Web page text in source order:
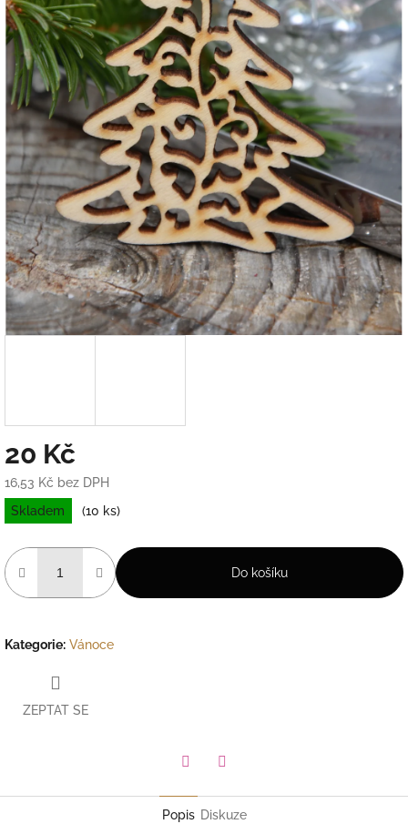
20 Kč
16,53 Kč bez DPH
Měrná
cena:
Skladem (10 ks)
Do košíku
Kategorie: Vánoce
ZEPTAT SE
Popis Diskuze